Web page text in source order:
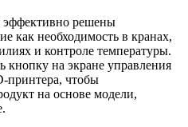
эффективно решены
как необходимость в кранах,
и контроле температуры.
на экране управления
принтера, чтобы
на основе модели,